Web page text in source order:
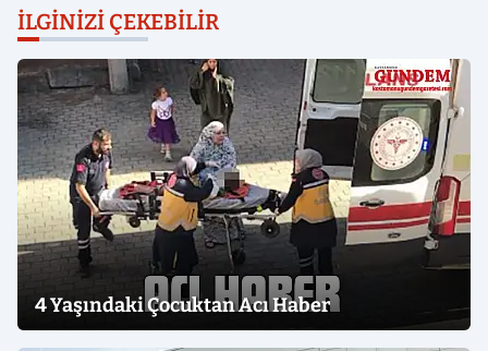
İLGINIZI ÇEKEBILIR
4 Yaşındaki Çocuktan Acı Haber